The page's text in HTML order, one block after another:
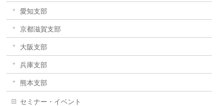
愛知支部
京都滋賀支部
大阪支部
兵庫支部
熊本支部
セミナー・イベント